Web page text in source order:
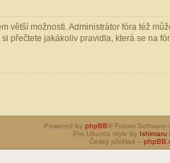
větší možnosti. Administrátor fóra též
přečtete jakákoliv pravidla, která se na
Powered by phpBB® Forum Software
Pro Ubuntu style by Ishimaru
Český překlad –